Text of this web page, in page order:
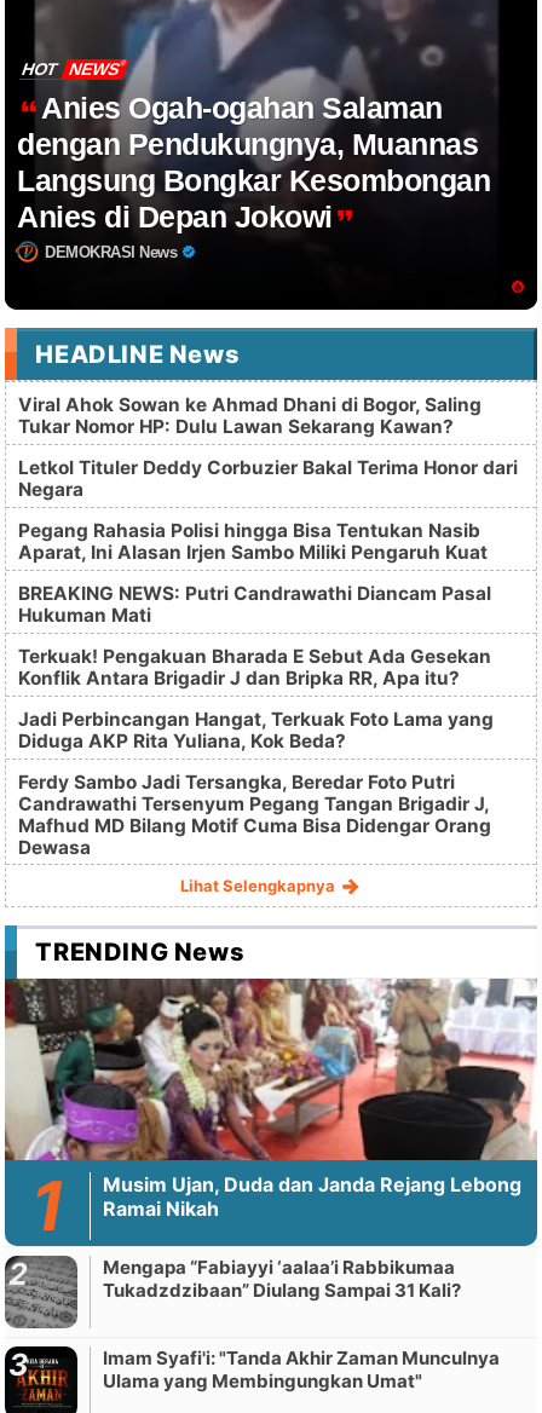
HOT NEWS
Anies Ogah-ogahan Salaman
dengan Pendukungnya, Muannas
Langsung Bongkar Kesombongan
Anies di Depan Jokowi
DEMOKRASI News
HEADLINE News
Viral Ahok Sowan ke Ahmad Dhani di Bogor, Saling
Tukar Nomor HP: Dulu Lawan Sekarang Kawan?
Letkol Tituler Deddy Corbuzier Bakal Terima Honor dari
Negara
Pegang Rahasia Polisi hingga Bisa Tentukan Nasib
Aparat, Ini Alasan Irjen Sambo Miliki Pengaruh Kuat
BREAKING NEWS: Putri Candrawathi Diancam Pasal
Hukuman Mati
Terkuak! Pengakuan Bharada E Sebut Ada Gesekan
Konflik Antara Brigadir J dan Bripka RR, Apa itu?
Jadi Perbincangan Hangat, Terkuak Foto Lama yang
Diduga AKP Rita Yuliana, Kok Beda?
Ferdy Sambo Jadi Tersangka, Beredar Foto Putri
Candrawathi Tersenyum Pegang Tangan Brigadir J,
Mafhud MD Bilang Motif Cuma Bisa Didengar Orang
Dewasa
Lihat Selengkapnya
TRENDING News
Musim Ujan, Duda dan Janda Rejang Lebong
Ramai Nikah
Mengapa “Fabiayyi ‘aalaa’i Rabbikumaa
Tukadzdzibaan” Diulang Sampai 31 Kali?
Imam Syafi'i: "Tanda Akhir Zaman Munculnya
Ulama yang Membingungkan Umat"